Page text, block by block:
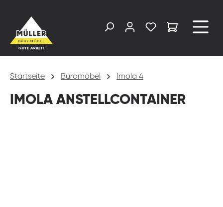
Startseite Büromöbel Imola 4
IMOLA ANSTELLCONTAINER